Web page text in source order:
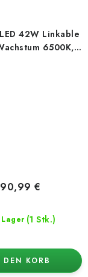
42W Linkable
6500K,
(1 Stk.)
90,99 €
DEN KORB